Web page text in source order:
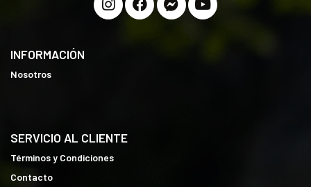
INFORMACIÓN
Nosotros
SERVICIO AL CLIENTE
Términos y Condiciones
Contacto